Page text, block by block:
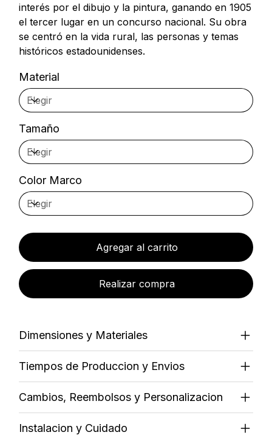
interés por el dibujo y la pintura, ganando en 1905
el tercer lugar en un concurso nacional. Su obra
se centró en la vida rural, las personas y temas
históricos estadounidenses.
Material
Tamaño
Color Marco
Agregar al carrito
Realizar compra
Dimensiones y Materiales
Tiempos de Produccion y Envios
Cambios, Reembolsos y Personalizacion
Instalacion y Cuidado